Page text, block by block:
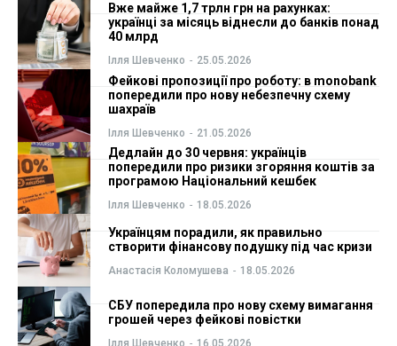
Вже майже 1,7 трлн грн на рахунках:
українці за місяць віднесли до банків понад
40 млрд
Ілля Шевченко - 25.05.2026
Фейкові пропозиції про роботу: в monobank
попередили про нову небезпечну схему
шахраїв
Ілля Шевченко - 21.05.2026
Дедлайн до 30 червня: українців
попередили про ризики згоряння коштів за
програмою Національний кешбек
Ілля Шевченко - 18.05.2026
Українцям порадили, як правильно
створити фінансову подушку під час кризи
Анастасія Коломушева - 18.05.2026
СБУ попередила про нову схему вимагання
грошей через фейкові повістки
Ілля Шевченко - 16.05.2026